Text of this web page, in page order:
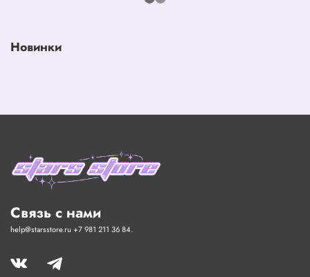
Новинки
Связь с нами
help@starsstore.ru +7 981 211 36 84.